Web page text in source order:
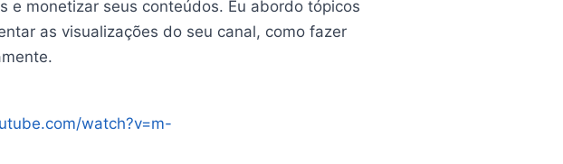
e monetizar seus conteúdos. Eu abordo tópicos
as visualizações do seu canal, como fazer
watch?v=m-